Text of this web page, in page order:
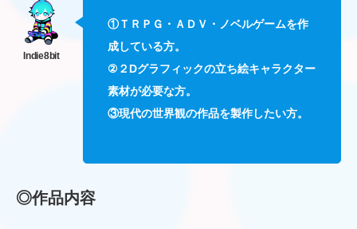
①ＴＲＰＧ・ＡＤＶ・ノベルゲームを作
成している方。
②２Dグラフィックの立ち絵キャラクター
素材が必要な方。
③現代の世界観の作品を製作したい方。
◎作品内容